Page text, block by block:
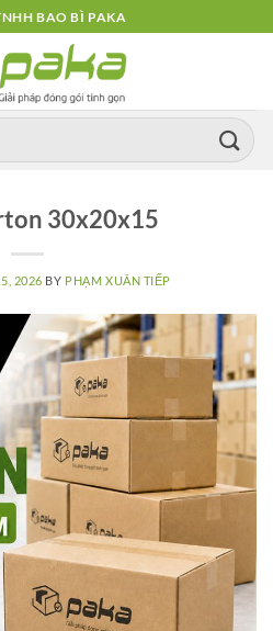
BAO BÌ PAKA
30x20x15
2026 BY PHẠM XUÂN TIẾP